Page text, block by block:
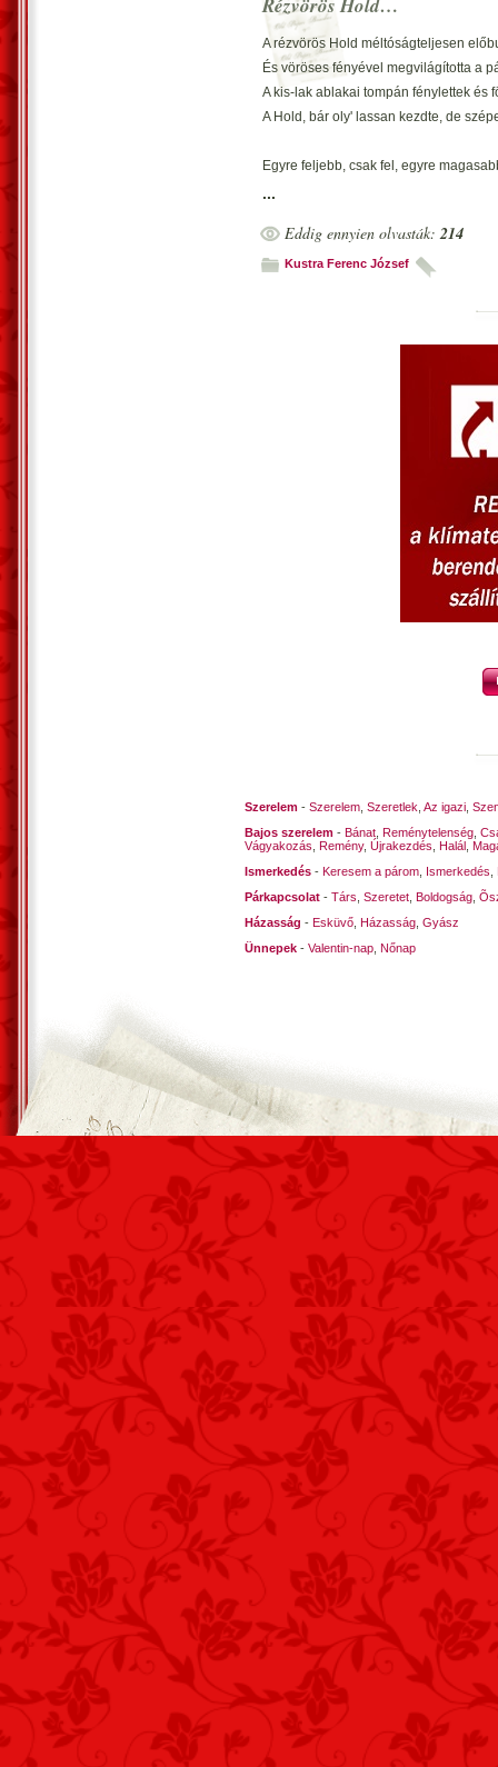
Rézvörös Hold…
A rézvörös Hold méltóságteljesen
És vöröses fényével megvilágította a
A kis-lak ablakai tompán fénylettek és
A Hold, bár oly' lassan kezdte, de
Egyre feljebb, csak fel, egyre
Ember, állat örömére, felvette ezüstös
És nyugaton esthajnalcsillag ragyogott.
...
Eddig ennyien olvasták:214
Kustra Ferenc József
Szerelem - Szerelem Szeretlek Az igazi
Bajos szerelem - Bánat Reménytelenség
Vágyakozás Remény, Újrakezdés Halál
Ismerkedés - Keresem a párom Ismerkedés
Párkapcsolat - Társ Szeretet Boldogság
Házasság - Esküvő Házasság Gyász
Ünnepek - Valentin-nap Nőnap